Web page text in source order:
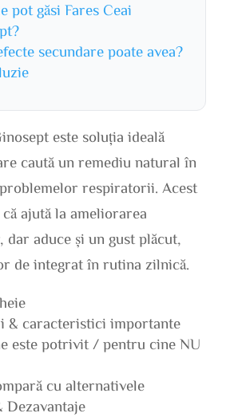
pot găsi Fares Ceai
secundare poate avea?
este soluția ideală
caută un remediu natural în
respiratorii. Acest
ajută la ameliorarea
dar aduce și un gust plăcut,
de integrat în rutina zilnică.
& caracteristici importante
este potrivit / pentru cine NU
cu alternativele
Dezavantaje